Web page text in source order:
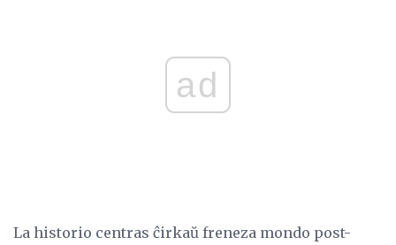
ad
La historio centras ĉirkaŭ freneza mondo post-